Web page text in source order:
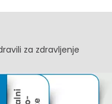
za zdravljenje